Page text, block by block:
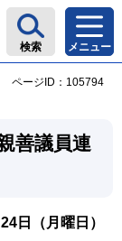
検索 メニュー
ページID：105794
善議員連
日（月曜日）